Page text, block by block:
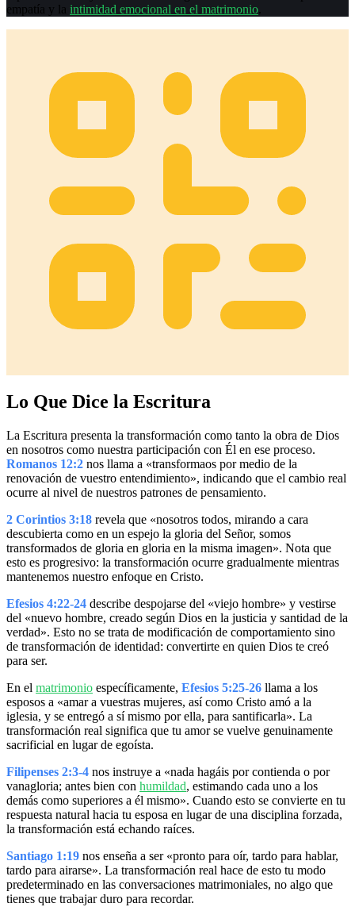
empatía y la intimidad emocional en el matrimonio
Lo Que Dice la Escritura
La Escritura presenta la transformación como tanto la obra de Dios
en nosotros como nuestra participación con Él en ese proceso.
Romanos 12:2 nos llama a «transformaos por medio de la
renovación de vuestro entendimiento», indicando que el cambio real
ocurre al nivel de nuestros patrones de pensamiento.
2 Corintios 3:18 revela que «nosotros todos, mirando a cara
descubierta como en un espejo la gloria del Señor, somos
transformados de gloria en gloria en la misma imagen». Nota que
esto es progresivo: la transformación ocurre gradualmente mientras
mantenemos nuestro enfoque en Cristo.
Efesios 4:22-24 describe despojarse del «viejo hombre» y vestirse
del «nuevo hombre, creado según Dios en la justicia y santidad de la
verdad». Esto no se trata de modificación de comportamiento sino
de transformación de identidad: convertirte en quien Dios te creó
para ser.
En el matrimonio específicamente, Efesios 5:25-26 llama a los
esposos a «amar a vuestras mujeres, así como Cristo amó a la
iglesia, y se entregó a sí mismo por ella, para santificarla». La
transformación real significa que tu amor se vuelve genuinamente
sacrificial en lugar de egoísta.
Filipenses 2:3-4 nos instruye a «nada hagáis por contienda o por
vanagloria; antes bien con humildad, estimando cada uno a los
demás como superiores a él mismo». Cuando esto se convierte en tu
respuesta natural hacia tu esposa en lugar de una disciplina forzada,
la transformación está echando raíces.
Santiago 1:19 nos enseña a ser «pronto para oír, tardo para hablar,
tardo para airarse». La transformación real hace de esto tu modo
predeterminado en las conversaciones matrimoniales, no algo que
tienes que trabajar duro para recordar.